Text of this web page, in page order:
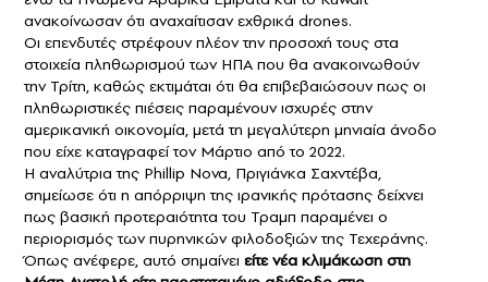
ανακοίνωσαν ότι αναχαίτισαν εχθρικά drones.
Οι επενδυτές στρέφουν πλέον την προσοχή τους στα
στοιχεία πληθωρισμού των ΗΠΑ που θα ανακοινωθούν
την Τρίτη, καθώς εκτιμάται ότι θα επιβεβαιώσουν πως οι
πληθωριστικές πιέσεις παραμένουν ισχυρές στην
αμερικανική οικονομία, μετά τη μεγαλύτερη μηνιαία άνοδο
που είχε καταγραφεί τον Μάρτιο από το 2022.
Η αναλύτρια της Phillip Nova, Πριγιάνκα Σαχντέβα,
σημείωσε ότι η απόρριψη της ιρανικής πρότασης δείχνει
πως βασική προτεραιότητα του Τραμπ παραμένει ο
περιορισμός των πυρηνικών φιλοδοξιών της Τεχεράνης.
Όπως ανέφερε, αυτό σημαίνει είτε νέα κλιμάκωση στη